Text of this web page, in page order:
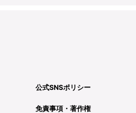
公式SNSポリシー
免責事項・著作権